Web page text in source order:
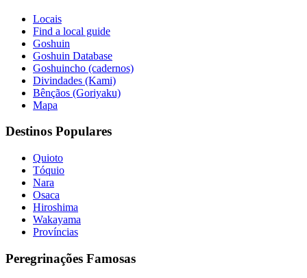
Locais
Find a local guide
Goshuin
Goshuin Database
Goshuincho (cadernos)
Divindades (Kami)
Bênçãos (Goriyaku)
Mapa
Destinos Populares
Quioto
Tóquio
Nara
Osaca
Hiroshima
Wakayama
Províncias
Peregrinações Famosas